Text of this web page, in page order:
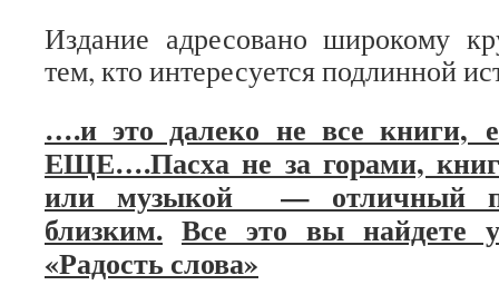
Издание адресовано широкому
тем, кто интересуется подлинной
….и это далеко не все
ЕЩЕ….Пасха не за горами,
или музыкой — отличный
близким. Все это вы найдете
«Радость слова»